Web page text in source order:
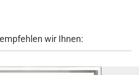
wir Ihnen: